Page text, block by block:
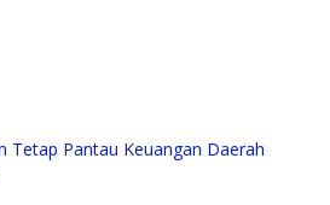
Tetap Pantau Keuangan Daerah